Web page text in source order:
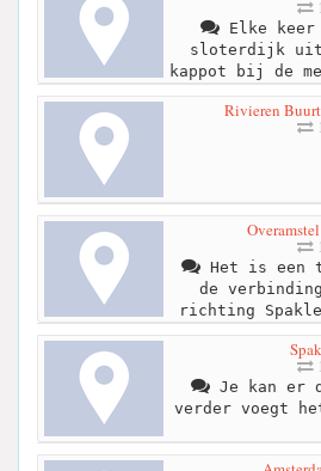
Elke keer
sloterdijk
kappot bij de
Rivieren
Het is een
de
richting
Je kan er
verder voegt